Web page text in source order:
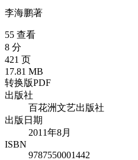
李海鹏著
55 查看
8 分
421 页
17.81 MB
转换版PDF
出版社
百花洲文艺出版社
出版日期
2011年8月
ISBN
9787550001442